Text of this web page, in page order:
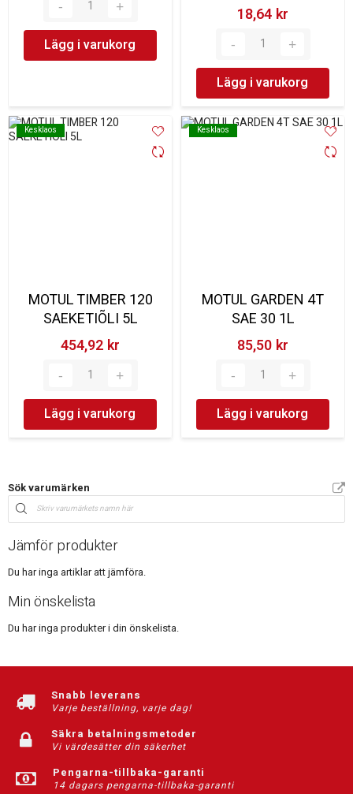
Lägg i varukorg
18,64 kr‎
Lägg i varukorg
Kesklaos
Kesklaos
MOTUL TIMBER 120
SAEKETIÕLI 5L
454,92 kr‎
Lägg i varukorg
Kesklaos
Kesklaos
MOTUL GARDEN 4T
SAE 30 1L
85,50 kr‎
Lägg i varukorg
Sök varumärken
Jämför produkter
Du har inga artiklar att jämföra.
Min önskelista
Du har inga produkter i din önskelista.
Snabb leverans
Varje beställning, varje dag!
Säkra betalningsmetoder
Vi värdesätter din säkerhet
Pengarna-tillbaka-garanti
14 dagars pengarna-tillbaka-garanti